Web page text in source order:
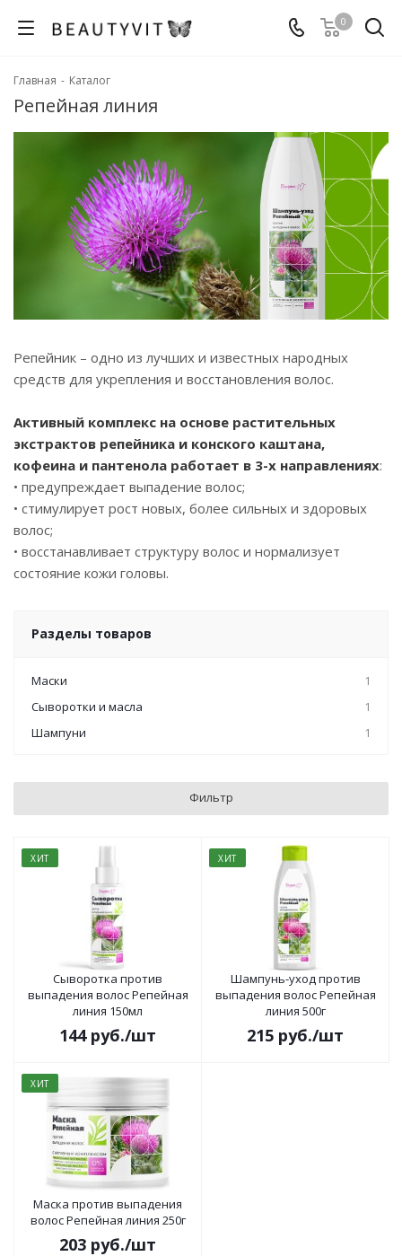
0
Главная - Каталог
Репейная линия
Репейник – одно из лучших и известных народных
средств для укрепления и восстановления волос.
Активный комплекс на основе растительных
экстрактов репейника и конского каштана,
кофеина и пантенола работает в 3-х направлениях:
• предупреждает выпадение волос;
• стимулирует рост новых, более сильных и здоровых
волос;
• восстанавливает структуру волос и нормализует
состояние кожи головы.
Разделы товаров
Маски
1
Сыворотки и масла
1
Шампуни
1
Фильтр
ХИТ
Сыворотка против
выпадения волос Репейная
линия 150мл
144руб./шт
ХИТ
Шампунь-уход против
выпадения волос Репейная
линия 500г
215 руб./шт
ХИТ
Маска против выпадения
волос Репейная линия 250г
203 руб./шт